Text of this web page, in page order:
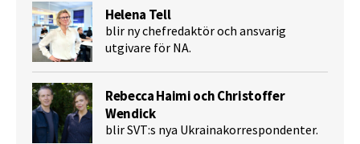
Helena Tell
blir ny chefredaktör och ansvarig
utgivare för NA.
Rebecca Haimi och Christoffer
Wendick
blir SVT:s nya Ukrainakorrespondenter.